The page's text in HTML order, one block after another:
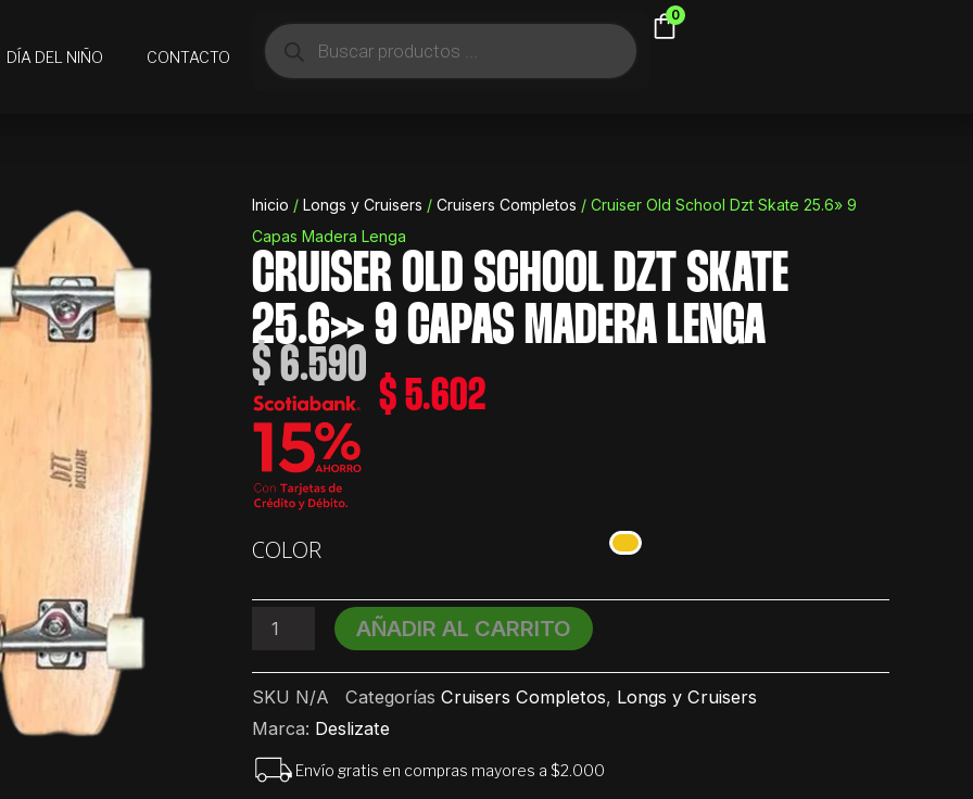
DÍA DEL NIÑO CONTACTO
Búsqueda
de
productos
0
Inicio / Longs y Cruisers / Cruisers Completos / Cruiser Old School Dzt Skate 25.6» 9
Capas Madera Lenga
CRUISER OLD SCHOOL DZT SKATE
25.6» 9 CAPAS MADERA LENGA
$ 6.590
$ 5.602
COLOR
Old
Dzt
Skate
Capas
Madera
Lenga
AÑADIR AL CARRITO
SKU N/A Categorías Cruisers Completos, Longs y Cruisers
Marca: Deslizate
Envío gratis en compras mayores a $2.000